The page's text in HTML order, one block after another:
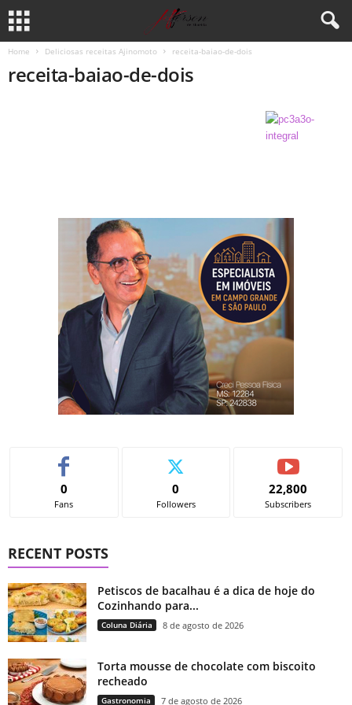
Home Deliciosas receitas Ajinomoto receita-baiao-de-dois
receita-baiao-de-dois
0
Fans
0
Followers
22,800
Subscribers
RECENT POSTS
Petiscos de bacalhau é a dica de hoje do
Cozinhando para...
Coluna Diária 8 de agosto de 2026
Torta mousse de chocolate com biscoito
recheado
Gastronomia 7 de agosto de 2026